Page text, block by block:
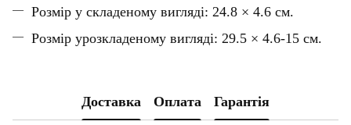
Розмір у складеному вигляді: 24.8 × 4.6 см.
Розмір урозкладеному вигляді: 29.5 × 4.6-15 см.
Доставка Оплата Гарантія